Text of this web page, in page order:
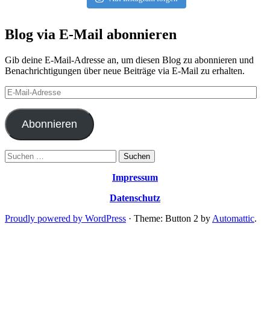
Blog via E-Mail abonnieren
Gib deine E-Mail-Adresse an, um diesen Blog zu abonnieren und
Benachrichtigungen über neue Beiträge via E-Mail zu erhalten.
E-
Mail-
Adresse
Abonnieren
Suchen
nach:
Impressum
Datenschutz
Proudly powered by WordPress · Theme: Button 2 by Automattic.